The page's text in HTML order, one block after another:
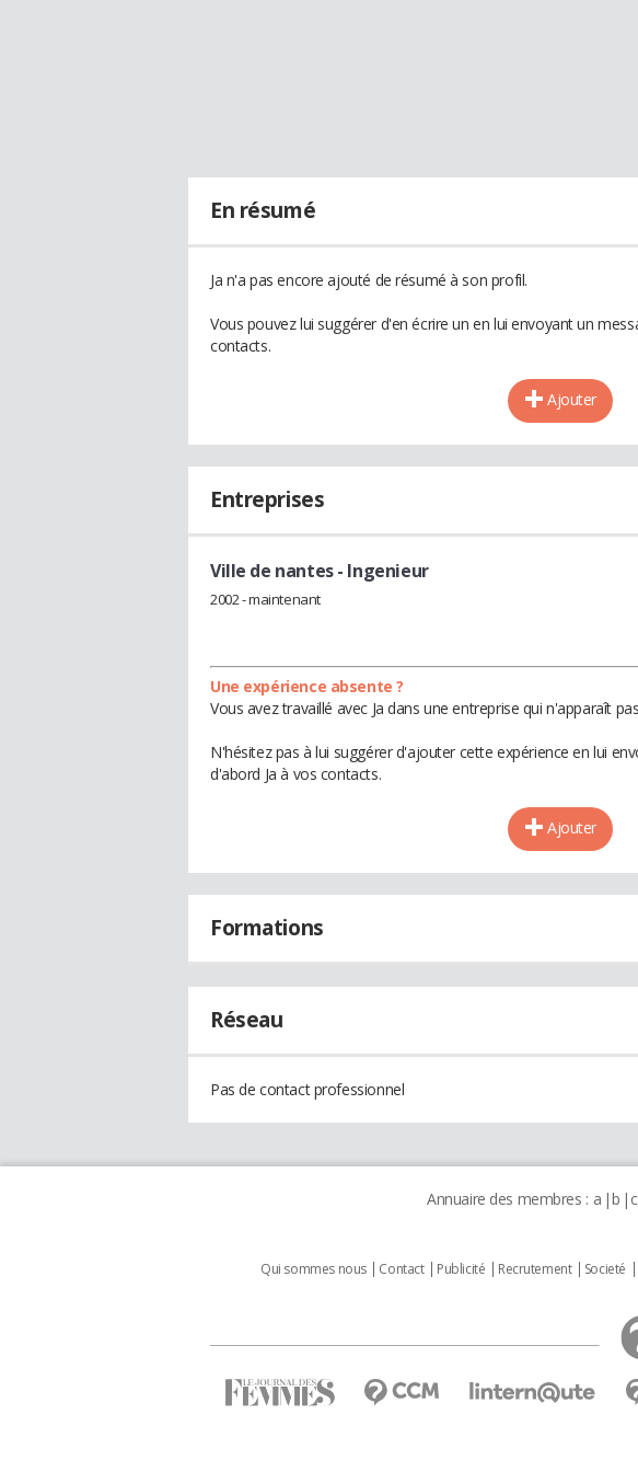
En résumé
Ja n'a pas encore ajouté de résumé à son profil.
Vous pouvez lui suggérer d'en écrire un en lui envoyant un
contacts.
Ajouter
Entreprises
Ville de nantes- Ingenieur
2002 - maintenant
Une expérience absente ?
Vous avez travaillé avec Ja dans une entreprise qui n'apparaît
N'hésitez pas à lui suggérer d'ajouter cette expérience en lui
d'abord Ja à vos contacts.
Ajouter
Formations
Réseau
Pas de contact professionnel
Annuaire des membres : a b c
Qui sommes nous Contact Publicité Recrutement Societé